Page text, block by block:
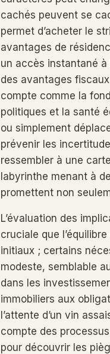
cachés peuvent se
permet d’acheter le
avantages de
un accès instantané à
des avantages
compte comme la
politiques et la santé
ou simplement
prévenir les
ressembler à une
labyrinthe menant à
promettent non
L’évaluation des
cruciale que
initiaux ; certains
modeste, semblable
dans les
immobiliers aux
l’attente d’un vin
compte des
pour découvrir les